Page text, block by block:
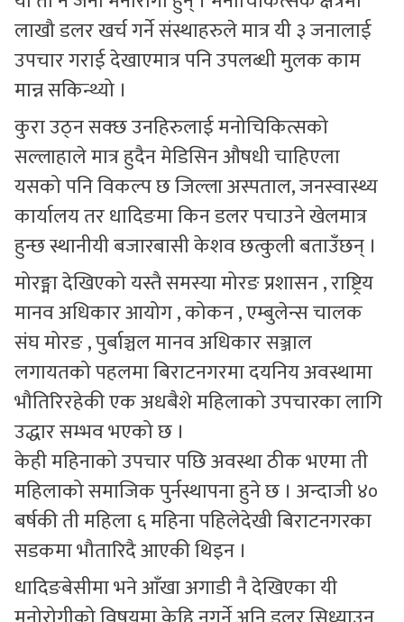
लाखौ डलर खर्च गर्ने संस्थाहरुले मात्र यी ३ जनालाई
उपचार गराई देखाएमात्र पनि उपलब्धी मुलक काम
मान्न सकिन्थ्यो ।
कुरा उठ्न सक्छ उनहिरुलाई मनोचिकित्सको
सल्लाहाले मात्र हुदैन मेडिसिन औषधी चाहिएला
यसको पनि विकल्प छ जिल्ला अस्पताल, जनस्वास्थ्य
कार्यालय तर धादिङमा किन डलर पचाउने खेलमात्र
हुन्छ स्थानीयी बजारबासी केशव छत्कुली बताउँछन् ।
मोरङ्मा देखिएको यस्तै समस्या मोरङ प्रशासन , राष्ट्रिय
मानव अधिकार आयोग , कोकन , एम्बुलेन्स चालक
संघ मोरङ , पुर्बाञ्चल मानव अधिकार सञ्जाल
लगायतको पहलमा बिराटनगरमा दयनिय अवस्थामा
भौतिरिरहेकी एक अधबैशे महिलाको उपचारका लागि
उद्धार सम्भव भएको छ ।
केही महिनाको उपचार पछि अवस्था ठीक भएमा ती
महिलाको समाजिक पुर्नस्थापना हुने छ । अन्दाजी ४०
बर्षकी ती महिला ६ महिना पहिलेदेखी बिराटनगरका
सडकमा भौतारिदै आएकी थिइन ।
धादिङबेसीमा भने आँखा अगाडी नै देखिएका यी